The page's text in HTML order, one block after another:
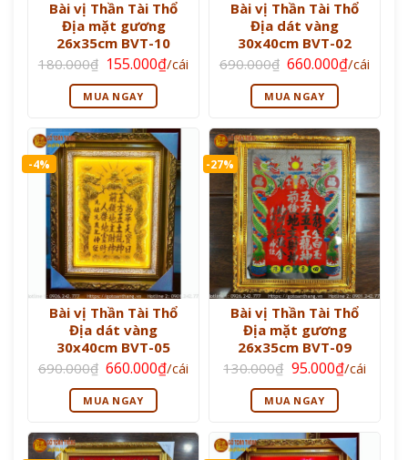
Bài vị Thần Tài Thổ
Địa mặt gương
26x35cm BVT-10
180.000₫ Giá
gốc
là:
180.000₫.
155.000₫Giá
hiện
/cái
MUA NGAY
Bài vị Thần Tài Thổ
Địa dát vàng
30x40cm BVT-02
690.000₫ Giá
gốc
là:
690.000₫.
660.000₫Giá
hiện
/cái
MUA NGAY
-4%
Bài vị Thần Tài Thổ
Địa dát vàng
30x40cm BVT-05
690.000₫ Giá
gốc
là:
690.000₫.
660.000₫Giá
hiện
/cái
MUA NGAY
-27%
Bài vị Thần Tài Thổ
Địa mặt gương
26x35cm BVT-09
130.000₫ Giá
gốc
là:
130.000₫.
95.000₫Giá
hiện
/cái
MUA NGAY